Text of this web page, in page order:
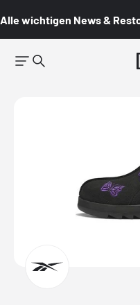
Alle wichtigen News &